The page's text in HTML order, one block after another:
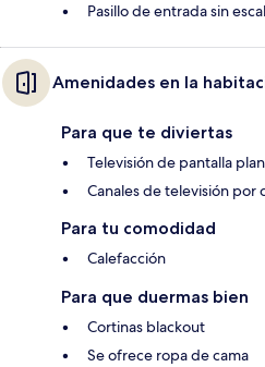
Pasillo de entrada sin
Amenidades en la
Para que te diviertas
Televisión de pantalla
Canales de televisión por
Para tu comodidad
Calefacción
Para que duermas bien
Cortinas blackout
Se ofrece ropa de cama